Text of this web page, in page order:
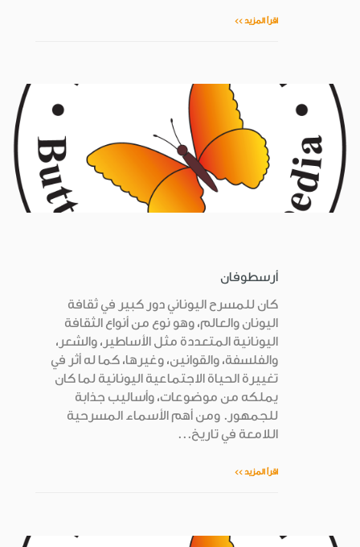
اقرأ المزيد >>
أرسطوفان
كان للمسرح اليوناني دور كبير في ثقافة
اليونان والعالم، وهو نوع من أنواع الثقافة
اليونانية المتعددة مثل الأساطير، والشعر،
والفلسفة، والقوانين، وغيرها، كما له أثر في
تغييرة الحياة الاجتماعية اليونانية لما كان
يملكه من موضوعات، وأساليب جذابة
للجمهور. ومن أهم الأسماء المسرحية
اللامعة في تاريخ...
اقرأ المزيد >>